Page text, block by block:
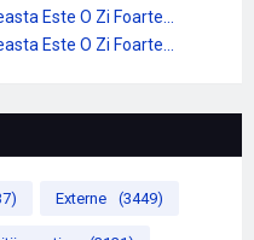
Este O Zi Foarte...
Este O Zi Foarte...
Externe (3449)